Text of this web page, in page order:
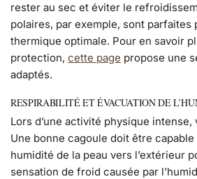
rester au sec et éviter le
polaires, par exemple, sont parfaites
thermique optimale. Pour en savoir
protection, cette page propose une
adaptés.
RESPIRABILITÉ ET ÉVACUATION DE
Lors d’une activité physique
Une bonne cagoule doit être capable
humidité de la peau vers l’extérieur
sensation de froid causée par